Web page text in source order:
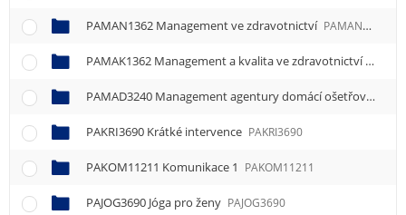
PAMAN1362 Management ve zdravotnictví PAMAN1362
PAMAK1362 Management a kvalita ve zdravotnictví
PAMAD3240 Management agentury domácí ošetřovatelské péče v porodní asistenci
PAKRI3690 Krátké intervence PAKRI3690
PAKOM11211 Komunikace 1 PAKOM11211
PAJOG3690 Jóga pro ženy PAJOG3690